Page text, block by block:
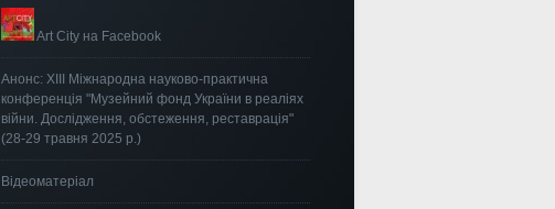
Art City на Facebook
Анонс: ХІІІ Міжнародна науково-практична
конференція "Музейний фонд України в реаліях
війни. Дослідження, обстеження, реставрація"
(28-29 травня 2025 р.)
Відеоматеріал